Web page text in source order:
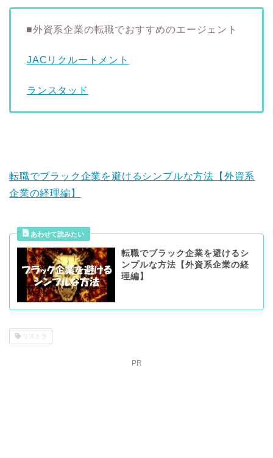
■外資系企業の転職でおすすめのエージェント
JACリクルートメント
ランスタッド
転職でブラック企業を避けるシンプルな方法【外資系
企業の経理編】
転職でブラック企業を避けるシ
ンプルな方法【外資系企業の経
理編】
リストラ
PR